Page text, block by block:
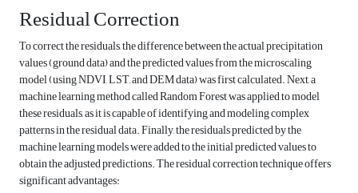
Residual Correction
To correct the residuals, the difference between the actual precipitation
values (ground data) and the predicted values from the microscaling
model (using NDVI, LST, and DEM data) was first calculated. Next, a
machine learning method called Random Forest was applied to model
these residuals, as it is capable of identifying and modeling complex
patterns in the residual data. Finally, the residuals predicted by the
machine learning models were added to the initial predicted values to
obtain the adjusted predictions. The residual correction technique offers
significant advantages: